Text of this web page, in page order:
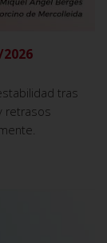
tras
retrasos